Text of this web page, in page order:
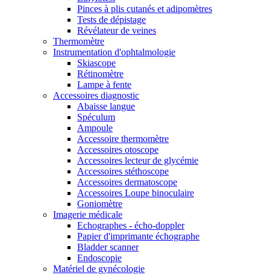
Pinces à plis cutanés et adipomètres
Tests de dépistage
Révélateur de veines
Thermomètre
Instrumentation d'ophtalmologie
Skiascope
Rétinomètre
Lampe à fente
Accessoires diagnostic
Abaisse langue
Spéculum
Ampoule
Accessoire thermomètre
Accessoires otoscope
Accessoires lecteur de glycémie
Accessoires stéthoscope
Accessoires dermatoscope
Accessoires Loupe binoculaire
Goniomètre
Imagerie médicale
Echographes - écho-doppler
Papier d'imprimante échographe
Bladder scanner
Endoscopie
Matériel de gynécologie